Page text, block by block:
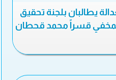
يطالبان بلجنة تحقيق
قسراً محمد قحطان